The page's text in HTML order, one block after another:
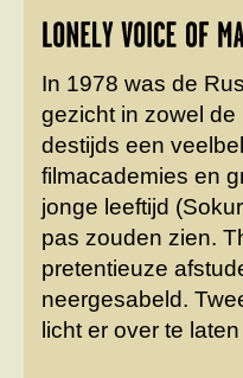
In 1978 was de
gezicht in zowel
destijds een
filmacademies en
jonge leeftijd
pas zouden zien.
pretentieuze
neergesabeld.
licht er over te